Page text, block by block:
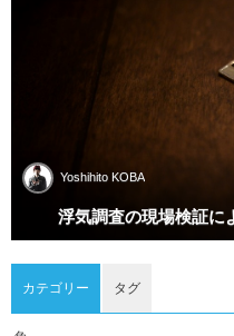
Yoshihito KOBA
浮気調査の現場検証に
カテゴリー タグ